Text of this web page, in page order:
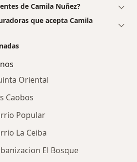
de Camila Nuñez?
que acepta Camila
Oriental
Caobos
Popular
La Ceiba
El Bosque